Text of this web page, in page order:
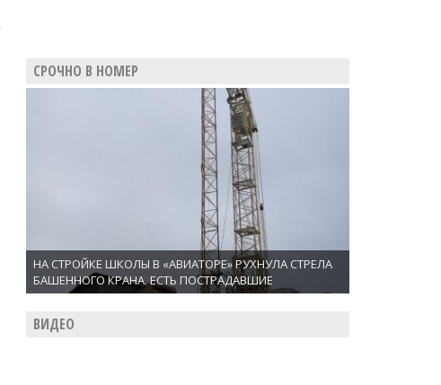
СРОЧНО В НОМЕР
НА СТРОЙКЕ ШКОЛЫ В «АВИАТОРЕ» РУХНУЛА СТРЕЛА
БАШЕННОГО КРАНА. ЕСТЬ ПОСТРАДАВШИЕ
ВИДЕО